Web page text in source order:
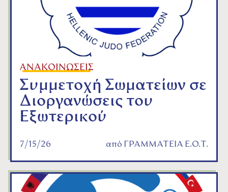
ΑΝΑΚΟΙΝΩΣΕΙΣ
Συμμετοχή Σωματείων σε
Διοργανώσεις του
Εξωτερικού
7/15/26 από ΓΡΑΜΜΑΤΕΙΑ Ε.Ο.Τ.